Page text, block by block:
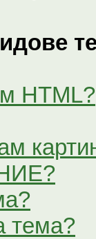
HTML?
тема?